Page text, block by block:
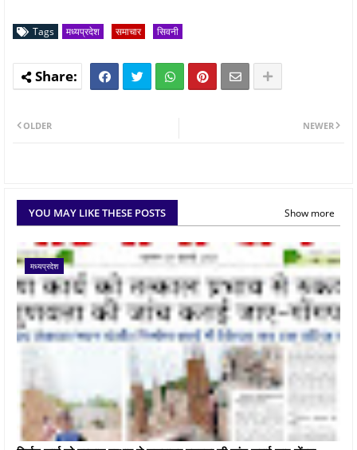
Tags मध्यप्रदेश समाचार सिवनी
NEWER
OLDER
YOU MAY LIKE THESE POSTS Show more
मध्यप्रदेश